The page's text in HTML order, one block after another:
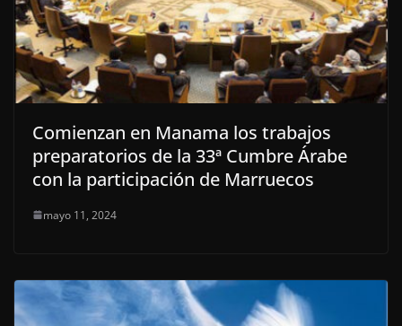
Comienzan en Manama los trabajos
preparatorios de la 33ª Cumbre Árabe
con la participación de Marruecos
mayo 11, 2024